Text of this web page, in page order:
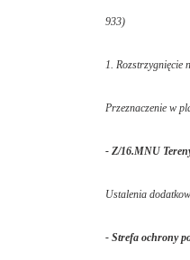
933)
1. Rozstrzygnięcie
Przeznaczenie w
- Z/16.MNU
Ustalenia
- Strefa ochrony